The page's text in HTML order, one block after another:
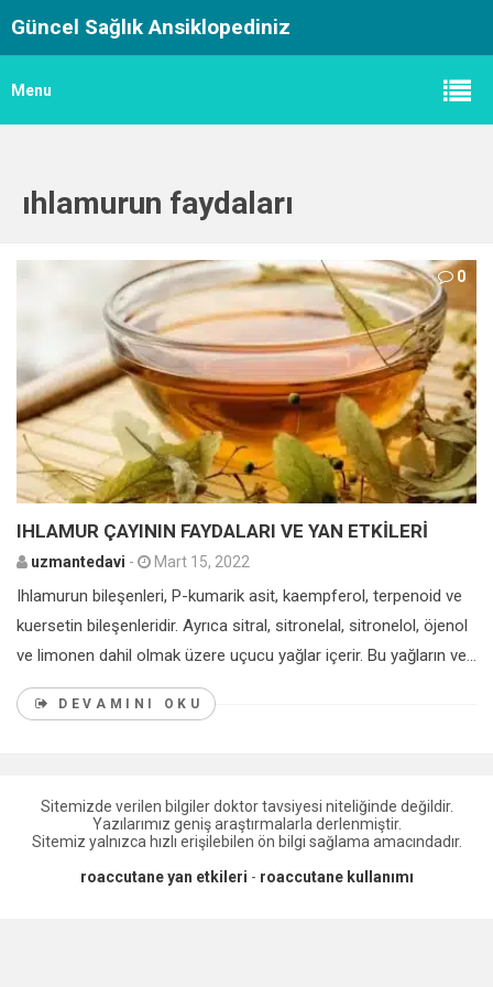
Güncel Sağlık Ansiklopediniz
Menu
ıhlamurun faydaları
0
IHLAMUR ÇAYININ FAYDALARI VE YAN ETKİLERİ
uzmantedavi - Mart 15, 2022
Ihlamurun bileşenleri, P-kumarik asit, kaempferol, terpenoid ve
kuersetin bileşenleridir. Ayrıca sitral, sitronelal, sitronelol, öjenol
ve limonen dahil olmak üzere uçucu yağlar içerir. Bu yağların ve...
DEVAMINI OKU
Sitemizde verilen bilgiler doktor tavsiyesi niteliğinde değildir.
Yazılarımız geniş araştırmalarla derlenmiştir.
Sitemiz yalnızca hızlı erişilebilen ön bilgi sağlama amacındadır.
roaccutane yan etkileri - roaccutane kullanımı